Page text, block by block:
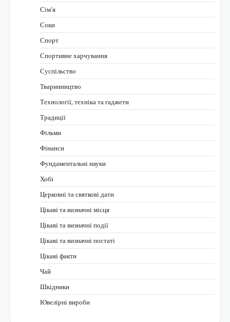
Сім’я
Соки
Спорт
Спортивне харчування
Суспільство
Тваринництво
Технології, техніка та гаджети
Традиції
Фільми
Фінанси
Фундаментальні науки
Хобі
Церковні та святкові дати
Цікаві та визначні місця
Цікаві та визначні події
Цікаві та визначні постаті
Цікаві факти
Чай
Шкідники
Ювелірні вироби